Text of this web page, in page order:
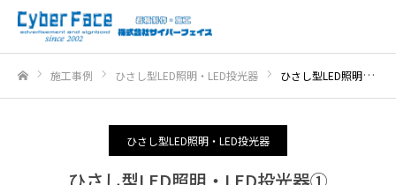
施工事例 ひさし型LED照明・LED投光器 ひさし型LED照明・LED投光器①
ひさし型LED照明・LED投光器